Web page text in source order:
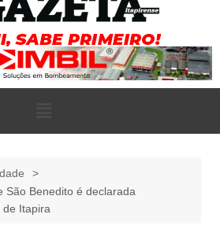
São Benedito é declarada
de Itapira